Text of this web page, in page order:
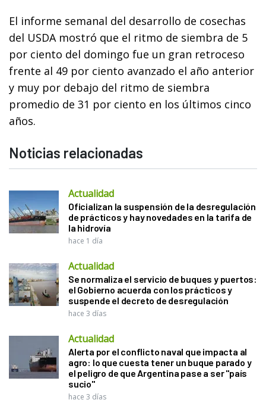
El informe semanal del desarrollo de cosechas
del USDA mostró que el ritmo de siembra de 5
por ciento del domingo fue un gran retroceso
frente al 49 por ciento avanzado el año anterior
y muy por debajo del ritmo de siembra
promedio de 31 por ciento en los últimos cinco
años.
Noticias relacionadas
Actualidad
Oficializan la suspensión de la desregulación
de prácticos y hay novedades en la tarifa de
la hidrovía
hace 1 día
Actualidad
Se normaliza el servicio de buques y puertos:
el Gobierno acuerda con los prácticos y
suspende el decreto de desregulación
hace 3 días
Actualidad
Alerta por el conflicto naval que impacta al
agro: lo que cuesta tener un buque parado y
el peligro de que Argentina pase a ser "país
sucio"
hace 3 días